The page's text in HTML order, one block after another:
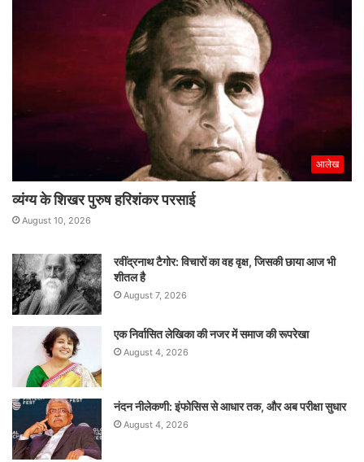
आलेख
व्यंग्य के शिखर पुरुष हरिशंकर परसाई
August 10, 2026
रवींद्रनाथ टैगोर: विचारों का वह वृक्ष, जिसकी छाया आज भी
शीतल है
August 7, 2026
एक निर्वासित लेखिका की नजर में समाज की रूपरेखा
August 4, 2026
नंदन नीलेकणी: इंफोसिस से आधार तक, और अब परीक्षा सुधार
August 4, 2026